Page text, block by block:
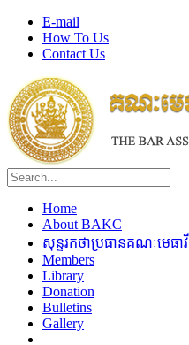
E-mail
How To Us
Contact Us
Home
About BAKC
សុន្ទរកថាប្រធានគណៈមេធាវី
Members
Library
Donation
Bulletins
Gallery